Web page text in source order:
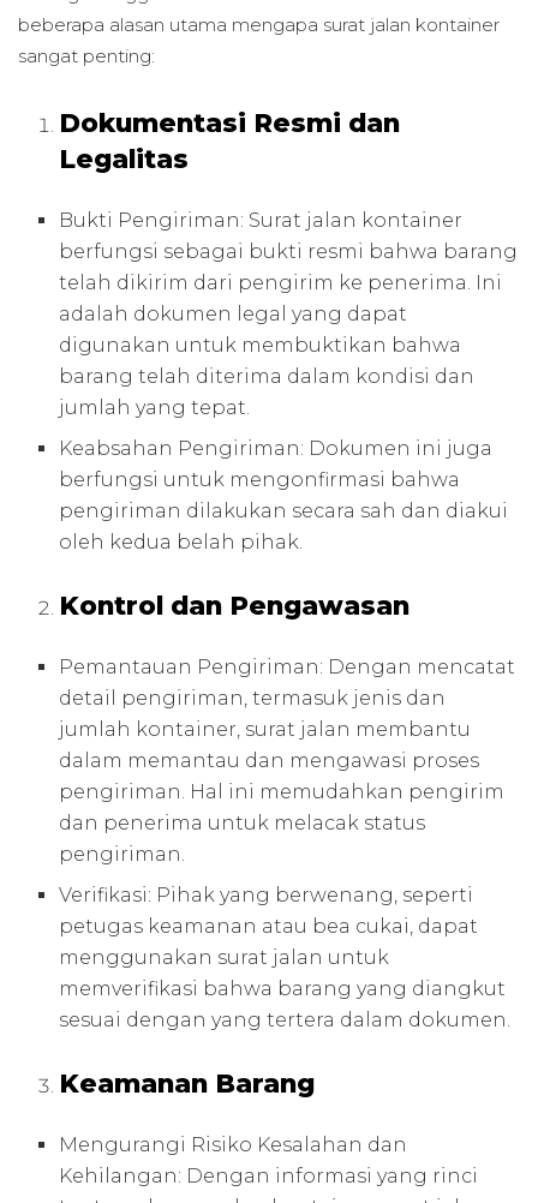
beberapa alasan utama mengapa surat jalan kontainer
sangat penting:
Dokumentasi Resmi dan
Legalitas
Bukti Pengiriman: Surat jalan kontainer
berfungsi sebagai bukti resmi bahwa barang
telah dikirim dari pengirim ke penerima. Ini
adalah dokumen legal yang dapat
digunakan untuk membuktikan bahwa
barang telah diterima dalam kondisi dan
jumlah yang tepat.
Keabsahan Pengiriman: Dokumen ini juga
berfungsi untuk mengonfirmasi bahwa
pengiriman dilakukan secara sah dan diakui
oleh kedua belah pihak.
Kontrol dan Pengawasan
Pemantauan Pengiriman: Dengan mencatat
detail pengiriman, termasuk jenis dan
jumlah kontainer, surat jalan membantu
dalam memantau dan mengawasi proses
pengiriman. Hal ini memudahkan pengirim
dan penerima untuk melacak status
pengiriman.
Verifikasi: Pihak yang berwenang, seperti
petugas keamanan atau bea cukai, dapat
menggunakan surat jalan untuk
memverifikasi bahwa barang yang diangkut
sesuai dengan yang tertera dalam dokumen.
Keamanan Barang
Mengurangi Risiko Kesalahan dan
Kehilangan: Dengan informasi yang rinci